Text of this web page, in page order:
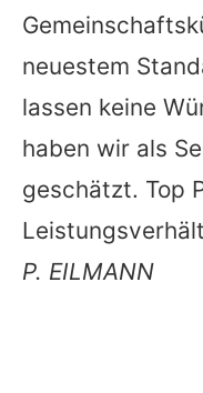
neuestem
lassen keine
haben wir als
geschätzt. Top
P. EILMANN